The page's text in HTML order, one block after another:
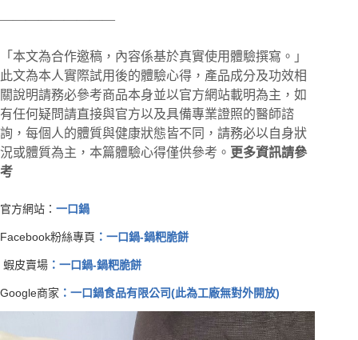
—————————
「本文為合作邀稿，內容係基於真實使用體驗撰寫。」
此文為本人實際試用後的體驗心得，產品成分及功效相
關說明請務必參考商品本身並以官方網站載明為主，如
有任何疑問請直接與官方以及具備專業證照的醫師諮
詢，每個人的體質與健康狀態皆不同，請務必以自身狀
況或體質為主，本篇體驗心得僅供參考。 更多資訊請參
考
官方網站： 一口鍋
Facebook粉絲專頁 ：一口鍋-鍋粑脆餅
蝦皮賣場 ：一口鍋-鍋粑脆餅
Google商家 ：一口鍋食品有限公司(此為工廠無對外開放)